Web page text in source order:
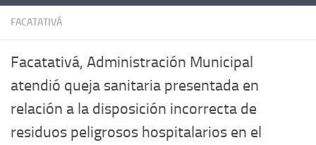
FACATATIVÁ
Facatativá, Administración Municipal
atendió queja sanitaria presentada en
relación a la disposición incorrecta de
residuos peligrosos hospitalarios en el